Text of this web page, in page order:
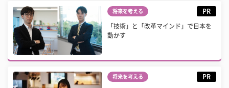
将来を考える PR
「技術」と「改革マインド」で日本を
動かす
将来を考える PR